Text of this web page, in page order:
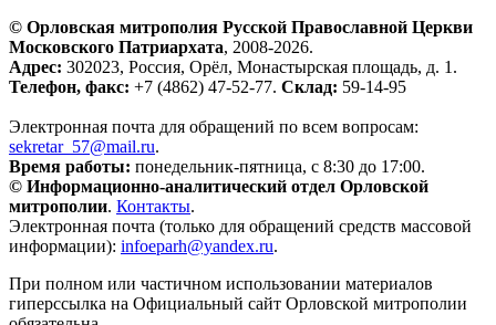
© Орловская митрополия Русской Православной Церкви
Московского Патриархата, 2008-2026.
Адрес: 302023, Россия, Орёл, Монастырская площадь, д. 1.
Телефон, факс: +7 (4862) 47-52-77. Склад: 59-14-95
Электронная почта для обращений по всем вопросам:
sekretar_57@mail.ru.
Время работы: понедельник-пятница, с 8:30 до 17:00.
© Информационно-аналитический отдел Орловской
митрополии. Контакты.
Электронная почта (только для обращений средств массовой
информации): infoeparh@yandex.ru.
При полном или частичном использовании материалов
гиперссылка на Официальный сайт Орловской митрополии